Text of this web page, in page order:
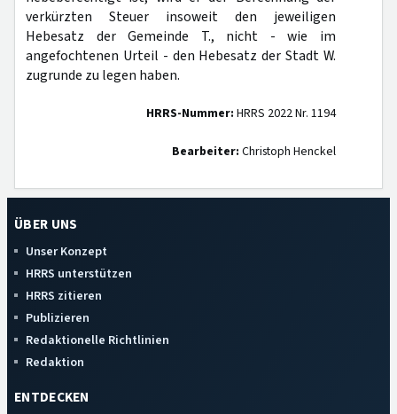
verkürzten Steuer insoweit den jeweiligen
Hebesatz der Gemeinde T., nicht - wie im
angefochtenen Urteil - den Hebesatz der Stadt W.
zugrunde zu legen haben.
HRRS-Nummer: HRRS 2022 Nr. 1194
Bearbeiter: Christoph Henckel
ÜBER UNS
Unser Konzept
HRRS unterstützen
HRRS zitieren
Publizieren
Redaktionelle Richtlinien
Redaktion
ENTDECKEN